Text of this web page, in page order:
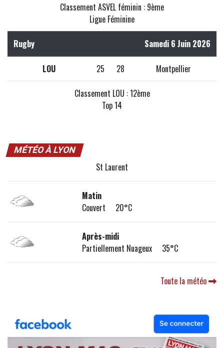
Classement ASVEL féminin : 9ème
Ligue Féminine
Rugby Samedi 6 Juin 2026
LOU 25 28 Montpellier
Classement LOU : 12ème
Top 14
MÉTÉO À LYON
St Laurent
Matin
Couvert 20°C
Après-midi
Partiellement Nuageux 35°C
Toute la météo